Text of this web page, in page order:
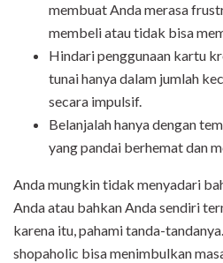
membuat Anda merasa
membeli atau tidak bisa
Hindari penggunaan kartu
tunai hanya dalam jumlah
secara impulsif.
Belanjalah hanya dengan
yang pandai berhemat dan
Anda mungkin tidak menyadari
Anda atau bahkan Anda sendiri
karena itu, pahami tanda-
shopaholic bisa menimbulkan